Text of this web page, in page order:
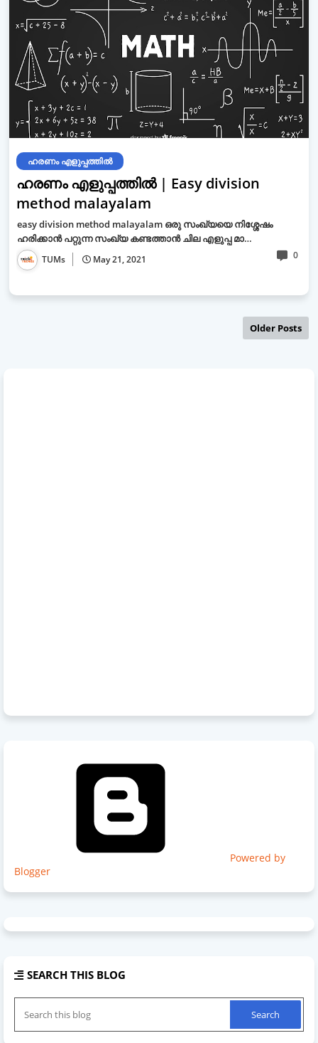
ഹരണം എളുപ്പത്തിൽ
ഹരണം എളുപ്പത്തിൽ | Easy division
method malayalam
easy division method malayalam ഒരു സംഖ്യയെ നിശ്ശേഷം
ഹരിക്കാൻ പറ്റുന്ന സംഖ്യ കണ്ടത്താൻ ചില എളുപ്പ മാ…
TUMs May 21, 2021 0
Older Posts
Powered by
Blogger
SEARCH THIS BLOG